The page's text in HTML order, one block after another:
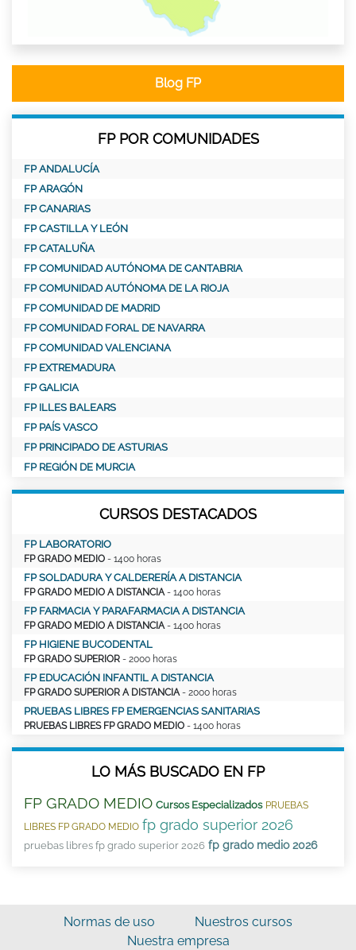
Blog FP
FP POR COMUNIDADES
FP ANDALUCÍA
FP ARAGÓN
FP CANARIAS
FP CASTILLA Y LEÓN
FP CATALUÑA
FP COMUNIDAD AUTÓNOMA DE CANTABRIA
FP COMUNIDAD AUTÓNOMA DE LA RIOJA
FP COMUNIDAD DE MADRID
FP COMUNIDAD FORAL DE NAVARRA
FP COMUNIDAD VALENCIANA
FP EXTREMADURA
FP GALICIA
FP ILLES BALEARS
FP PAÍS VASCO
FP PRINCIPADO DE ASTURIAS
FP REGIÓN DE MURCIA
CURSOS DESTACADOS
FP LABORATORIO
FP GRADO MEDIO - 1400 horas
FP SOLDADURA Y CALDERERÍA A DISTANCIA
FP GRADO MEDIO A DISTANCIA - 1400 horas
FP FARMACIA Y PARAFARMACIA A DISTANCIA
FP GRADO MEDIO A DISTANCIA - 1400 horas
FP HIGIENE BUCODENTAL
FP GRADO SUPERIOR - 2000 horas
FP EDUCACIÓN INFANTIL A DISTANCIA
FP GRADO SUPERIOR A DISTANCIA - 2000 horas
PRUEBAS LIBRES FP EMERGENCIAS SANITARIAS
PRUEBAS LIBRES FP GRADO MEDIO - 1400 horas
LO MÁS BUSCADO EN FP
FP GRADO MEDIO Cursos Especializados PRUEBAS
LIBRES FP GRADO MEDIO fp grado superior 2026
pruebas libres fp grado superior 2026 fp grado medio 2026
Normas de uso
Nuestros cursos
Nuestra empresa